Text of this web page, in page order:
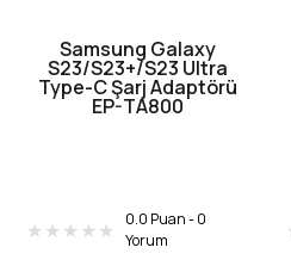
Samsung Galaxy
S23/S23+/S23 Ultra
Type-C Şarj Adaptörü
EP-TA800
0.0 Puan - 0
Yorum